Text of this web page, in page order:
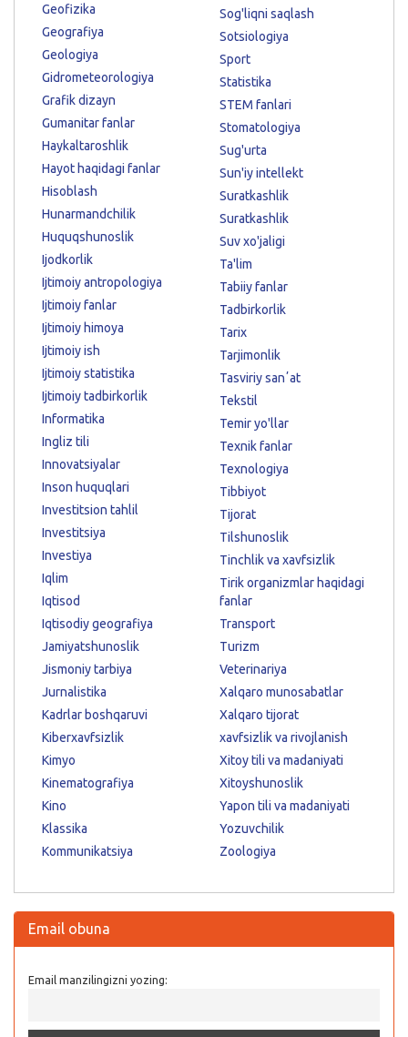
Geofizika
Geografiya
Geologiya
Gidrometeorologiya
Grafik dizayn
Gumanitar fanlar
Haykaltaroshlik
Hayot haqidagi fanlar
Hisoblash
Hunarmandchilik
Huquqshunoslik
Ijodkorlik
Ijtimoiy antropologiya
Ijtimoiy fanlar
Ijtimoiy himoya
Ijtimoiy ish
Ijtimoiy statistika
Ijtimoiy tadbirkorlik
Informatika
Ingliz tili
Innovatsiyalar
Inson huquqlari
Investitsion tahlil
Investitsiya
Investiya
Iqlim
Iqtisod
Iqtisodiy geografiya
Jamiyatshunoslik
Jismoniy tarbiya
Jurnalistika
Kadrlar boshqaruvi
Kiberxavfsizlik
Kimyo
Kinematografiya
Kino
Klassika
Kommunikatsiya
Sog'liqni saqlash
Sotsiologiya
Sport
Statistika
STEM fanlari
Stomatologiya
Sug'urta
Sun'iy intellekt
Suratkashlik
Suratkashlik
Suv xo'jaligi
Ta'lim
Tabiiy fanlar
Tadbirkorlik
Tarix
Tarjimonlik
Tasviriy sanʼat
Tekstil
Temir yo'llar
Texnik fanlar
Texnologiya
Tibbiyot
Tijorat
Tilshunoslik
Tinchlik va xavfsizlik
Tirik organizmlar haqidagi
fanlar
Transport
Turizm
Veterinariya
Xalqaro munosabatlar
Xalqaro tijorat
xavfsizlik va rivojlanish
Xitoy tili va madaniyati
Xitoyshunoslik
Yapon tili va madaniyati
Yozuvchilik
Zoologiya
Email obuna
Email manzilingizni yozing: